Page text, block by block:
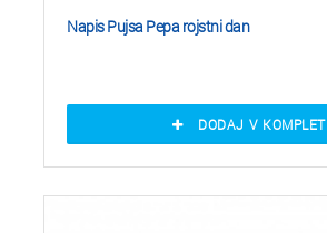
Napis Pujsa Pepa rojstni dan
DODAJ V KOMPLET